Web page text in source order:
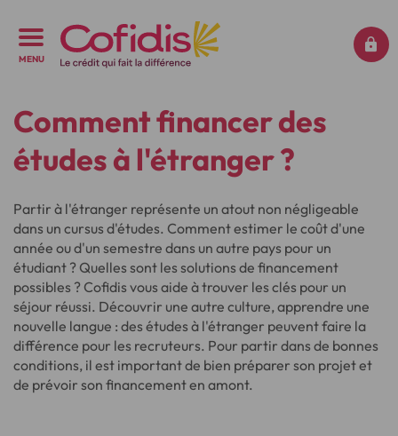
MENU
Comment financer des
études à l'étranger ?
Partir à l'étranger représente un atout non négligeable
dans un cursus d'études. Comment estimer le coût d'une
année ou d'un semestre dans un autre pays pour un
étudiant ? Quelles sont les solutions de financement
possibles ? Cofidis vous aide à trouver les clés pour un
séjour réussi. Découvrir une autre culture, apprendre une
nouvelle langue : des études à l'étranger peuvent faire la
différence pour les recruteurs. Pour partir dans de bonnes
conditions, il est important de bien préparer son projet et
de prévoir son financement en amont.